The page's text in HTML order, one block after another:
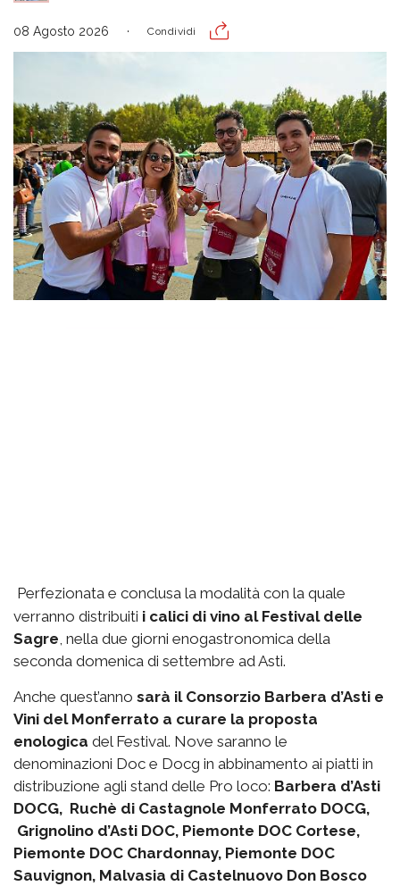
08 Agosto 2026 Condividi
Perfezionata e conclusa la modalità con la quale
verranno distribuiti i calici di vino al Festival delle
Sagre , nella due giorni enogastronomica della
seconda domenica di settembre ad Asti.
Anche quest’anno sarà il Consorzio Barbera d’Asti e
Vini del Monferrato a curare la proposta
enologica del Festival. Nove saranno le
denominazioni Doc e Docg in abbinamento ai piatti in
distribuzione agli stand delle Pro loco: Barbera d’Asti
DOCG, Ruchè di Castagnole Monferrato DOCG,
Grignolino d’Asti DOC, Piemonte DOC Cortese,
Piemonte DOC Chardonnay, Piemonte DOC
Sauvignon, Malvasia di Castelnuovo Don Bosco